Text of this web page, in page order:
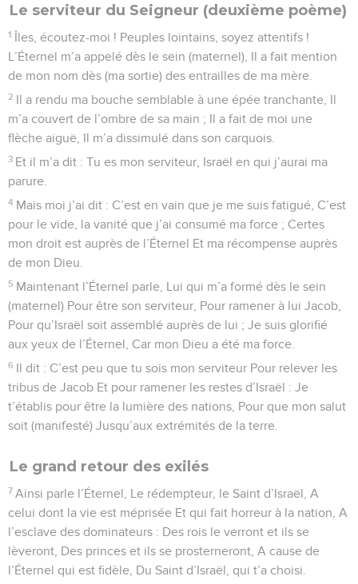
Le serviteur du Seigneur (deuxième poème)
1 Îles, écoutez-moi ! Peuples lointains, soyez attentifs !
L’Éternel m’a appelé dès le sein (maternel), Il a fait mention
de mon nom dès (ma sortie) des entrailles de ma mère.
2 Il a rendu ma bouche semblable à une épée tranchante, Il
m’a couvert de l’ombre de sa main ; Il a fait de moi une
flèche aiguë, Il m’a dissimulé dans son carquois.
3 Et il m’a dit : Tu es mon serviteur, Israël en qui j’aurai ma
parure.
4 Mais moi j’ai dit : C’est en vain que je me suis fatigué, C’est
pour le vide, la vanité que j’ai consumé ma force ; Certes
mon droit est auprès de l’Éternel Et ma récompense auprès
de mon Dieu.
5 Maintenant l’Éternel parle, Lui qui m’a formé dès le sein
(maternel) Pour être son serviteur, Pour ramener à lui Jacob,
Pour qu’Israël soit assemblé auprès de lui ; Je suis glorifié
aux yeux de l’Éternel, Car mon Dieu a été ma force.
6 Il dit : C’est peu que tu sois mon serviteur Pour relever les
tribus de Jacob Et pour ramener les restes d’Israël : Je
t’établis pour être la lumière des nations, Pour que mon salut
soit (manifesté) Jusqu’aux extrémités de la terre.
Le grand retour des exilés
7 Ainsi parle l’Éternel, Le rédempteur, le Saint d’Israël, A
celui dont la vie est méprisée Et qui fait horreur à la nation, A
l’esclave des dominateurs : Des rois le verront et ils se
lèveront, Des princes et ils se prosterneront, A cause de
l’Éternel qui est fidèle, Du Saint d’Israël, qui t’a choisi.